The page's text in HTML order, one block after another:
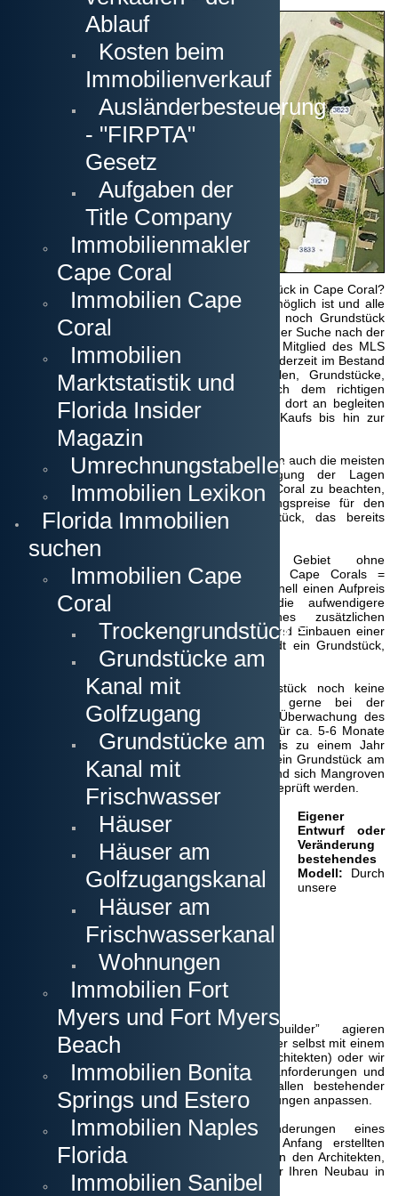
Ablauf
Kosten beim
Immobilienverkauf
Ausländerbesteuerung
- "FIRPTA"
Gesetz
Aufgaben der
Title Company
Immobilienmakler
Cape Coral
Immobilien Cape
Coral
Immobilien
Marktstatistik und
Florida Insider
Magazin
Umrechnungstabellen
Immobilien Lexikon
Florida Immobilien
suchen
Immobilien Cape
Coral
Trockengrundstücke
Grundstücke am
Kanal mit
Golfzugang
Grundstücke am
Kanal mit
Frischwasser
Häuser
Häuser am
Golfzugangskanal
Häuser am
Frischwasserkanal
Wohnungen
Immobilien Fort
Myers und Fort Myers
Beach
Immobilien Bonita
Springs und Estero
Immobilien Naples
Florida
Immobilien Sanibel
Grundstück: Besitzen Sie bereits ein Grundstück in Cape Coral?
Dann klären wir, ob beabsichtigte Bebauung möglich ist und alle
notwendigen Details geklärt sind. Sollten Sie noch Grundstück
kaufen müssen, dann unterstützen wir Sie bei der Suche nach der
Lage, die Ihre Vorstellungen trifft. Da wir als Mitglied des MLS
(Multiple Listing Service) den Zugriff auf
derzeit im Bestand
befindlichen Immobilien haben (Häuser, Villen, Grundstücke,
Wohnungen, etc.), können wir gezielt nach dem richtigen
Grundstück für Ihr Bauvorhaben suchen. Von dort an begleiten
wir Sie bei der kompletten Abwicklung des Kaufs bis hin zur
letztendlichen Eigentumsübertragung.
Dies kann alles aus der Ferne geschehen, wenn auch die meisten
Kunden zumindest vor Ort die Besichtigung der Lagen
vornehmen möchten. Es ist speziell in Cape Coral zu beachten,
dass die Bauunternehmer Ihre Vermarktungspreise für den
Neubau eines Hauses auf einem Grundstück, das bereits
Stadtwasseranschluss besitzt, definieren.
Sollten Sie demnach in einem Gebiet ohne
Stadtwasserversorgung (primär der Norden Cape Corals =
Brunnenwasser) bauen wollen, kann dies schnell einen Aufpreis
von über $35.000 verursachen durch die aufwendigere
Ingenieursarbeit und den Einbau eines zusätzlichen
Drainagefelds, dem Bohren eines Brunnens und Einbauen einer
Sickergrube. Kaufen Sie im Süden der Stadt ein Grundstück,
bleibt Ihnen dieser Aufwand erspart.
Seawall - Kanalmauer:Sollte das Grundstück noch keine
besitzen, helfen wir Ihnen gerne bei der
Beauftragung eines Unternehmers und der Überwachung des
Bauvorgangs. Zeitlich gesehen sollten Sie dafür ca. 5-6 Monate
einrechnen. In seltenen Fällen kann dies bis zu einem Jahr
dauern. Dies ist aber nur der Fall, wenn Sie ein Grundstück am
Salzwasserkanal kaufen, an dessen Wasserrand sich Mangroven
befinden. Dies kann beim Kauf jedoch vorher geprüft werden.
Eigener
Entwurf oder
Veränderung
bestehendes
Modell: Durch
unsere
Bauunternehmer, die als “custom builder” agieren
(massgeschneiderter Bau) können Sie entweder selbst mit einem
Entwurf beginnen (mit oder ohne Hilfe des Architekten) oder wir
legen in Gesprächen mit Ihnen die Rahmenanforderungen und
Details fest. Optional können Sie bei Gefallen bestehender
Modelle diese nach ihren persönlichen Vorstellungen anpassen.
Zeichnung eines Entwurfs:Ihre Änderungen eines
vorhandenen Modells oder auch die von Anfang erstellten
Vorentwürfe geben wir dann zur Zeichnung an den Architekten,
damit Sie dann einen professionellen Plan für Ihren Neubau in
Cape Coral vorliegen haben.